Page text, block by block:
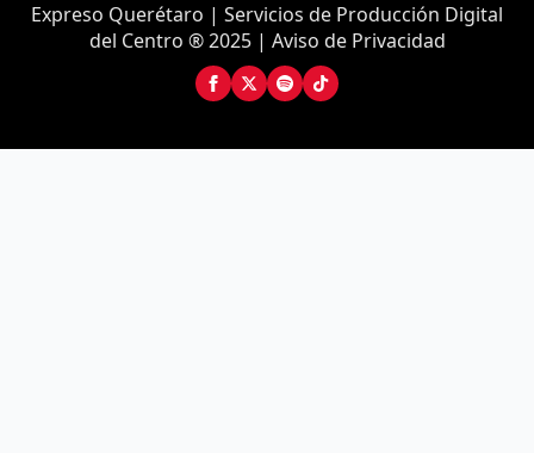
Expreso Querétaro | Servicios de Producción Digital
del Centro ® 2025 | Aviso de Privacidad